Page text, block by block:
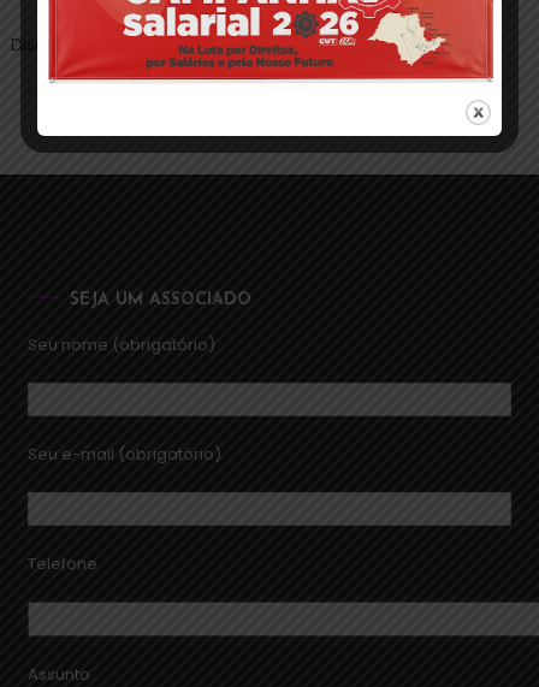
Discover
SEJA UM ASSOCIADO
Seu nome (obrigatório)
Seu e-mail (obrigatório)
Telefone
Assunto